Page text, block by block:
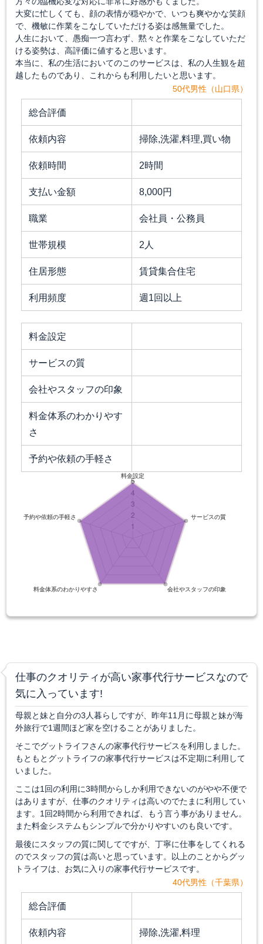
大変に忙しくても、顔の表情が穏やかで、いつも爽やかな笑顔
で、機敏に作業をこなしていただける姿は感無量でした。
人生において、愚痴一つ言わず、黙々と作業をこなしていただ
ける姿勢は、高評価に値すると思います。
本当に、私の生活においてのこのサービスは、私の人生観を超
越したものであり、これからも利用したいと思います。
50代男性（山口県）
総合評価
依頼内容 掃除,洗濯,料理,買い物
依頼時間 2時間
支払い金額 8,000円
職業 会社員・公務員
世帯規模 2人
住居形態 賃貸集合住宅
利用頻度 週1回以上
料金設定
サービスの質
会社やスタッフの印象
料金体系のわかりやす
さ
予約や依頼の手軽さ
仕事のクオリティが高い家事代行サービスなので
気に入っています!
母親と妹と自分の3人暮らしですが、昨年11月に母親と妹が海
外旅行で1週間ほど家を空けることがありました。
そこでグットライフさんの家事代行サービスを利用しました。
もともとグットライフの家事代行サービスは不定期に利用して
いました。
ここは1回の利用に3時間からしか利用できないのがやや不便で
はありますが、仕事のクオリティは高いのでたまに利用してい
ます。1回2時間から利用できれば、もう言う事がありません。
また料金システムもシンプルで分かりやすいのも良いです。
最後にスタッフの質に関してですが、丁寧に仕事をしてくれる
のでスタッフの質は高いと思っています。以上のことからグッ
トライフは、お気に入りの家事代行サービスです。
40代男性（千葉県）
総合評価
依頼内容 掃除,洗濯,料理